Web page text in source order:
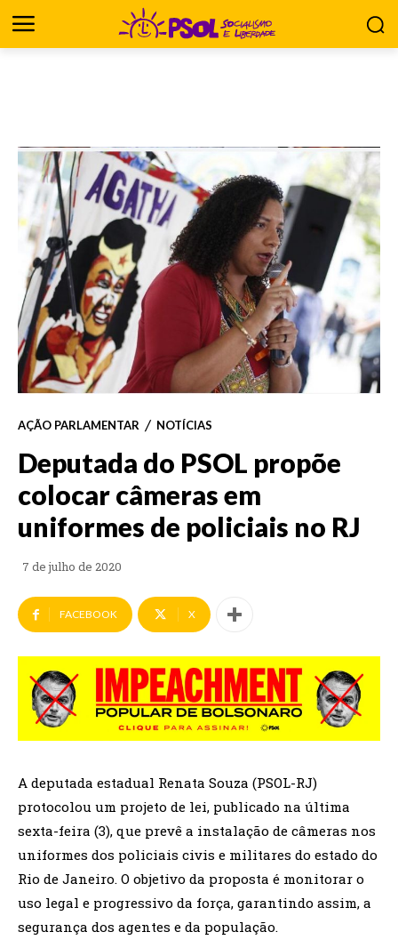
AÇÃO PARLAMENTAR NOTÍCIAS
Deputada do PSOL propõe
colocar câmeras em
uniformes de policiais no RJ
7 de julho de 2020
FACEBOOK X
A deputada estadual Renata Souza (PSOL-RJ)
protocolou um projeto de lei, publicado na última
sexta-feira (3), que prevê a instalação de câmeras nos
uniformes dos policiais civis e militares do estado do
Rio de Janeiro. O objetivo da proposta é monitorar o
uso legal e progressivo da força, garantindo assim, a
segurança dos agentes e da população.